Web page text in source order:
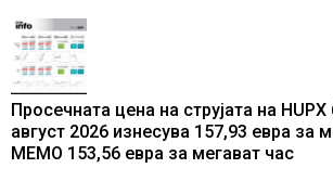
Просечната цена на струјата на
август 2026 изнесува 157,93 евра за
МЕМО 153,56 евра за мегават час